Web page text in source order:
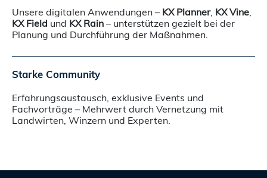
Unsere digitalen Anwendungen – KX Planner, KX Vine
KX Field und KX Rain – unterstützen gezielt bei der
Planung und Durchführung der Maßnahmen.
Starke Community
Erfahrungsaustausch, exklusive Events und
Fachvorträge – Mehrwert durch Vernetzung mit
Landwirten, Winzern und Experten.